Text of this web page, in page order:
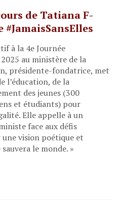
de Tatiana F-
à la 4e Journée
au ministère de la
présidente-fondatrice, met
l’éducation, de la
des jeunes (300
et étudiants) pour
Elle appelle à un
face aux défis
vision poétique et
le monde. »